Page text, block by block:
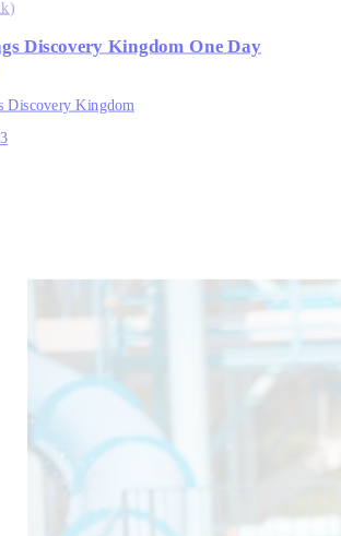
)
Discovery Kingdom One Day
Discovery Kingdom